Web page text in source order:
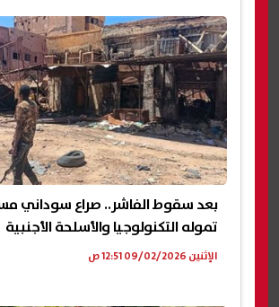
بعد سقوط الفاشر.. صراع سوداني
تموله التكنولوجيا والأسلحة الأجنبية
الإثنين 09/02/2026 12:51 ص